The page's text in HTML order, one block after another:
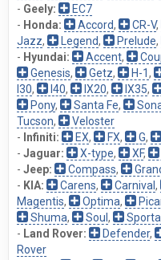
- Geely:
EC7
- Honda: Accord, CR-V,
Jazz, Legend, Prelude,
- Hyundai: Accent,
Genesis, Getz, H-1,
I30, I40, IX20, IX35,
Pony, Santa Fe,
Tucson,
Veloster
- Infiniti: EX, FX, G,
- Jaguar: X-type, XF,
- Jeep: Compass,
- KIA: Carens, Carnival ,
Magentis, Optima,
Shuma, Soul ,
- Land Rover: Defender,
Rover